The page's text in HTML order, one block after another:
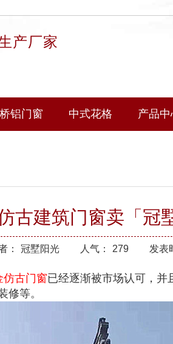
产厂家
铝门窗 中式花格 产品中
古建筑门窗卖「冠
： 冠墅阳光 人气： 279 发表
仿古门窗已经逐渐被市场认可，并
修等。